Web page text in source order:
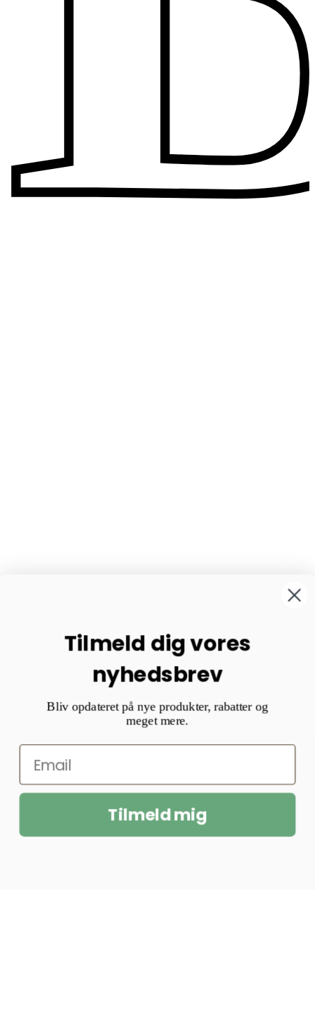
Tilmeld dig vores
nyhedsbrev
Bliv opdateret på nye produkter, rabatter og
meget mere.
Tilmeld mig